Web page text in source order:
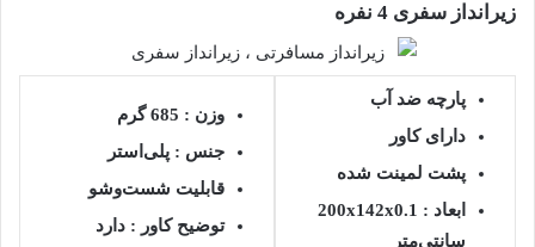
زیرانداز سفری 4 نفره
پارچه ضد آب
دارای کاور
پشت لمینت شده
ابعاد : 200x142x0.1
سانتی‌متر
وزن : 685 گرم
جنس : پلی‌استر
قابلیت شست‌وشو
توضیح کاور : دارد